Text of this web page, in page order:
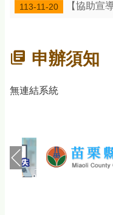
113-11-20 【協助宣導】
申辦須知
無連結系統